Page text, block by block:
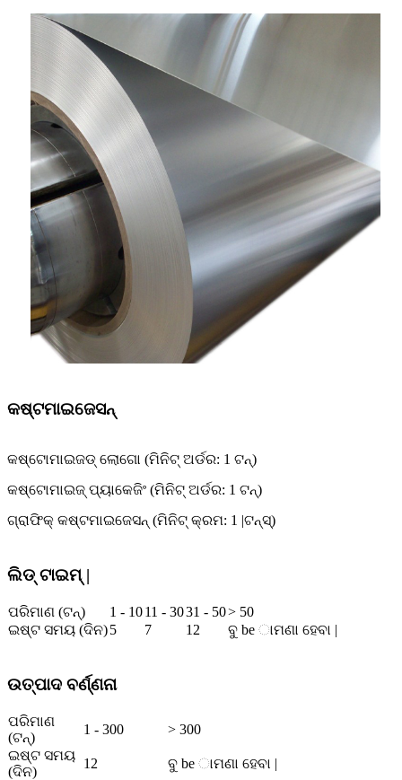
କଷ୍ଟମାଇଜେସନ୍
କଷ୍ଟୋମାଇଜଡ୍ ଲୋଗୋ (ମିନିଟ୍ ଅର୍ଡର: 1 ଟନ୍)
କଷ୍ଟୋମାଇଜ୍ ପ୍ୟାକେଜିଂ (ମିନିଟ୍ ଅର୍ଡର: 1 ଟନ୍)
ଗ୍ରାଫିକ୍ କଷ୍ଟମାଇଜେସନ୍ (ମିନିଟ୍ କ୍ରମ: 1 |ଟନ୍ସ୍)
ଲିଡ୍ ଟାଇମ୍ |
ପରିମାଣ (ଟନ୍) 1 - 1011 - 3031 - 50> 50
ଇଷ୍ଟ ସମୟ (ଦିନ)5 7 12 ବୁ be ାମଣା ହେବା |
ଉତ୍ପାଦ ବର୍ଣ୍ଣନା
ପରିମାଣ
(ଟନ୍)
1 - 300
> 300
ଇଷ୍ଟ ସମୟ
(ଦିନ)
12
ବୁ be ାମଣା ହେବା |